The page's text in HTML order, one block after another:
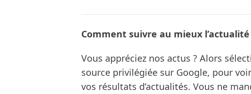
Comment suivre au mieux
Vous appréciez nos actus ? Alors
source privilégiée sur Google, pour
vos résultats d’actualités. Vous ne